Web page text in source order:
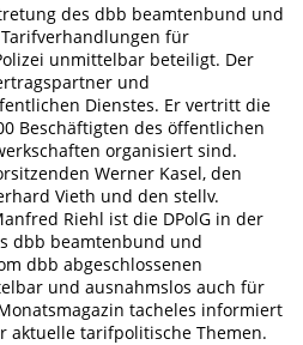
des dbb beamtenbund und
für
unmittelbar beteiligt. Der
und
Dienstes. Er vertritt die
Beschäftigten des öffentlichen
organisiert sind.
Werner Kasel, den
Vieth und den stellv.
Riehl ist die DPolG in der
dbb beamtenbund und
dbb abgeschlossenen
und ausnahmslos auch für
tacheles informiert
aktuelle tarifpolitische Themen.